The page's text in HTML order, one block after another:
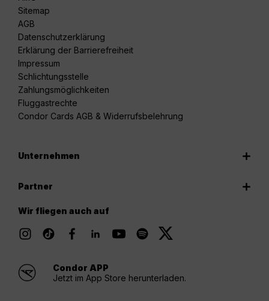
Sitemap
AGB
Datenschutzerklärung
Erklärung der Barrierefreiheit
Impressum
Schlichtungsstelle
Zahlungsmöglichkeiten
Fluggastrechte
Condor Cards AGB & Widerrufsbelehrung
Unternehmen
Partner
Wir fliegen auch auf
Condor APP
Jetzt im App Store herunterladen.